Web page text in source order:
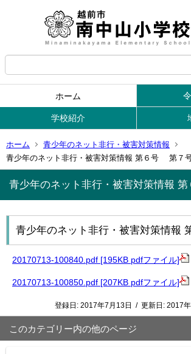
ホーム
学校紹介
ホーム
青少年のネット非行・被害対策情報
青少年のネット非行・被害対策情報 第６号 第７
青少年のネット非行・被害対策情報
青少年のネット非行・被害対策情
20170713-100840.pdf [195KB pdfファイル]
20170713-100850.pdf [207KB pdfファイル]
登録日: 2017年7月13日 / 更新日: 2017
このカテゴリー内の他のページ